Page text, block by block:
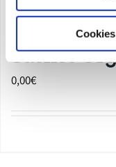
Sachet
0,00€